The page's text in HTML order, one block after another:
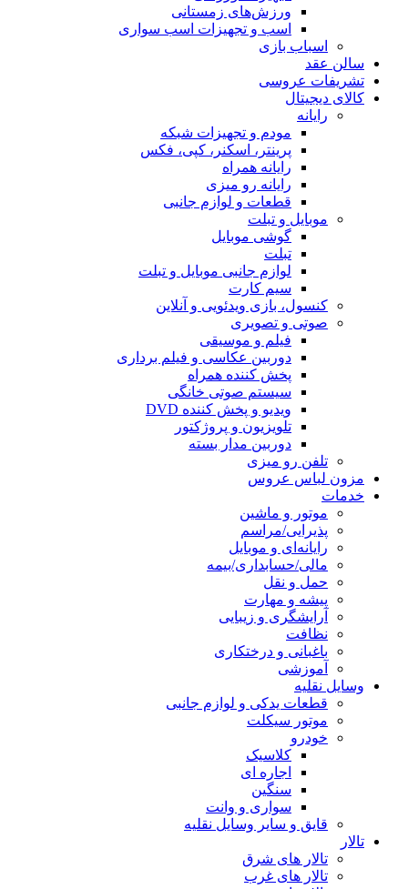
ورزش‌های زمستانی
اسب و تجهیزات اسب سواری
اسباب‌ بازی
سالن عقد
تشریفات عروسی
کالای دیجیتال
رایانه
مودم و تجهیزات شبکه
پرینتر، اسکنر، کپی، فکس
رایانه همراه
رایانه رو میزی
قطعات و لوازم جانبی
موبایل و تبلت
گوشی موبایل
تبلت
لوازم جانبی موبایل و تبلت
سیم کارت
کنسول، بازی‌ ویدئویی و آنلاین
صوتی و تصویری
فیلم و موسیقی
دوربین عکاسی و فیلم برداری
پخش کننده همراه
سیستم صوتی خانگی
ویدیو و پخش کننده DVD
تلویزیون و پروژکتور
دوربین مدار بسته
تلفن رو میزی
مزون لباس عروس
خدمات
موتور و ماشین
پذیرایی/مراسم
رایانه‌ای و موبایل
مالی/حسابداری/بیمه
حمل و نقل
پیشه و مهارت
آرایشگری و زیبایی
نظافت
باغبانی و درختکاری
آموزشی
وسایل نقلیه
قطعات یدکی و لوازم جانبی
موتور سیکلت
خودرو
کلاسیک
اجاره ای
سنگین
سواری و وانت
قایق و سایر وسایل نقلیه
تالار
تالار های شرق
تالار های غرب